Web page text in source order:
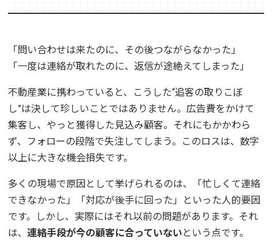
「問い合わせは来たのに、その後つながらなかった」
「一度は連絡が取れたのに、返信が途絶えてしまった」
不動産業に携わっていると、こうした“追客の取りこぼ
し”は決して珍しいことではありません。広告費をかけて
集客し、やっと獲得した見込み顧客。それにもかかわら
ず、フォローの段階で失注してしまう。このロスは、数字
以上に大きな機会損失です。
多くの現場で原因として挙げられるのは、「忙しくて連絡
できなかった」「対応が後手に回った」といった人的要因
です。しかし、実際にはそれ以前の問題があります。それ
は、連絡手段が今の顧客に合っていない という点です。